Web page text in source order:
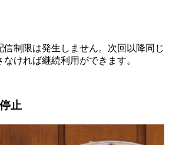
信制限は発生しません。次回以降同じ
ければ継続利用ができます。
止